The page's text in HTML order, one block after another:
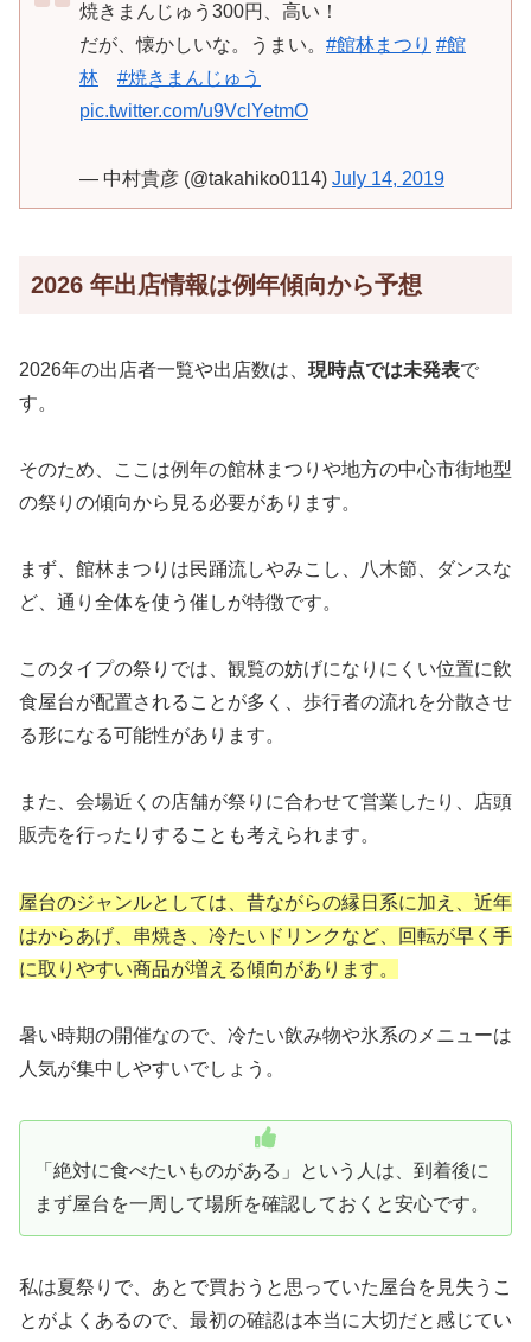
焼きまんじゅう300円、高い！
だが、懐かしいな。うまい。 #館林まつり #館
林
#焼きまんじゅう
pic.twitter.com/u9VclYetmO
— 中村貴彦 (@takahiko0114) July 14, 2019
2026 年出店情報は例年傾向から予想
2026年の出店者一覧や出店数は、 現時点では未発表で
す。
そのため、ここは例年の館林まつりや地方の中心市街地型
の祭りの傾向から見る必要があります。
まず、館林まつりは民踊流しやみこし、八木節、ダンスな
ど、通り全体を使う催しが特徴です。
このタイプの祭りでは、観覧の妨げになりにくい位置に飲
食屋台が配置されることが多く、歩行者の流れを分散させ
る形になる可能性があります。
また、会場近くの店舗が祭りに合わせて営業したり、店頭
販売を行ったりすることも考えられます。
屋台のジャンルとしては、昔ながらの縁日系に加え、近年
はからあげ、串焼き、冷たいドリンクなど、回転が早く手
に取りやすい商品が増える傾向があります。
暑い時期の開催なので、冷たい飲み物や氷系のメニューは
人気が集中しやすいでしょう。
「絶対に食べたいものがある」という人は、到着後に
まず屋台を一周して場所を確認しておくと安心です。
私は夏祭りで、あとで買おうと思っていた屋台を見失うこ
とがよくあるので、最初の確認は本当に大切だと感じてい